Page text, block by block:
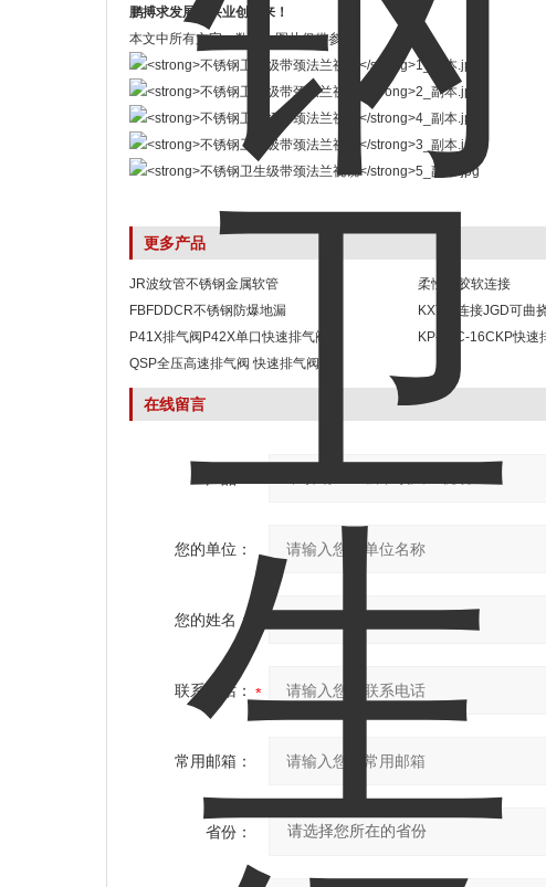
鹏搏求发展，兴业创未来！
本文中所有文字、数据、图片仅供参考。
更多产品
JR波纹管不锈钢金属软管 柔性橡胶软连接
FBFDDCR不锈钢防爆地漏
KXT软连接JGD可曲
P41X排气阀P42X单口快速排气阀
KP-10C-16CKP快速
QSP全压高速排气阀 快速排气阀
在线留言
您的单位：
您的姓名：
联系电话：
常用邮箱：
省份：